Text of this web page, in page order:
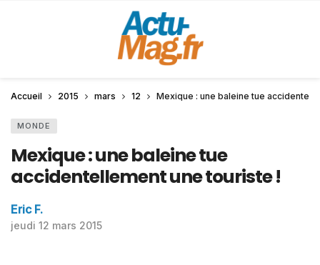
Accueil 2015 mars 12 Mexique : une baleine tue
MONDE
Mexique : une baleine tue
accidentellement une touriste !
Eric F.
jeudi 12 mars 2015